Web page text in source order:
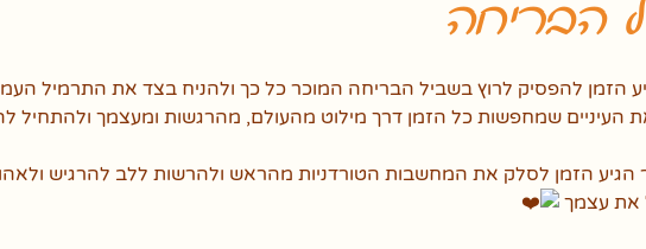
הבריחה
הזמן להפסיק לרוץ בשביל הבריחה המוכר כל כך ולהניח בצד את התרמיל
העיניים שמחפשות כל הזמן דרך מילוט מהעולם, מהרגשות ומעצמך ולהתחיל
הגיע הזמן לסלק את המחשבות הטורדניות מהראש ולהרשות ללב להרגיש
את עצמך